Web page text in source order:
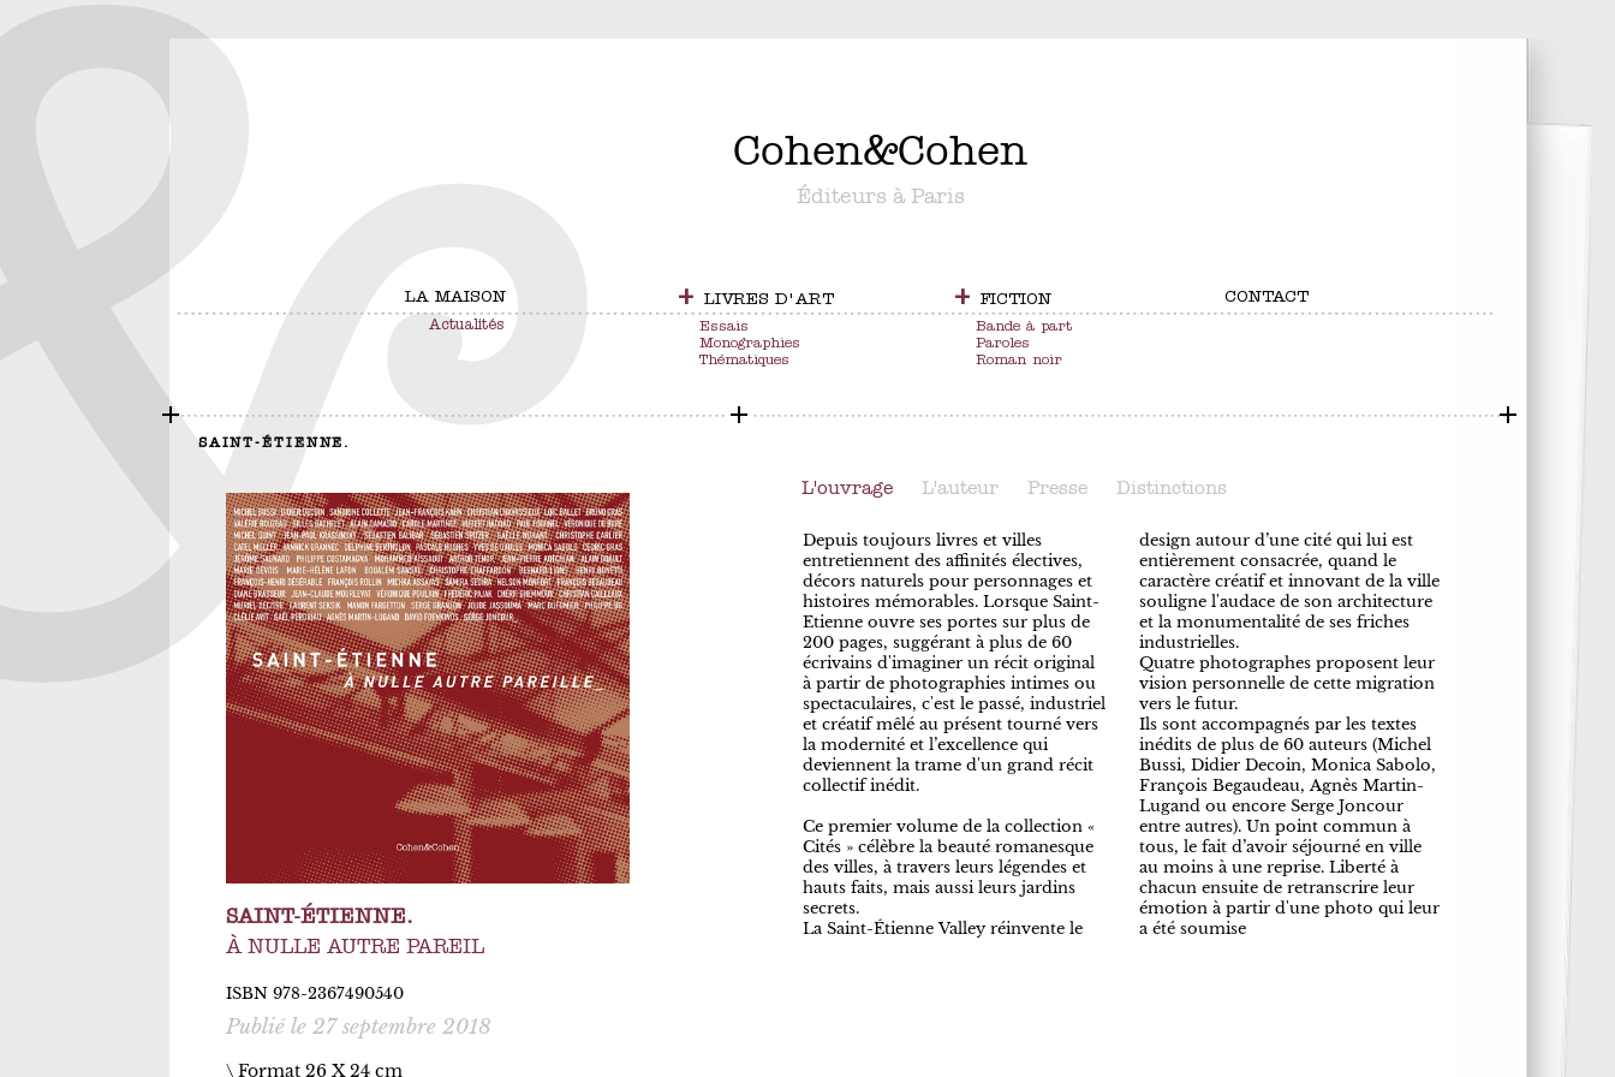
Cohen&Cohen
Éditeurs à Paris
LA MAISON
Actualités
+LIVRES D'ART
Essais
Monographies
Thématiques
+ FICTION
Bande à part
Paroles
Roman noir
CONTACT
SAINT-ÉTIENNE.
SAINT-ÉTIENNE.
À NULLE AUTRE PAREIL
ISBN 978-2367490540
Publié le 27 septembre 2018
\ Format 26 X 24 cm
L'ouvrage L'auteur Presse Distinctions
Depuis toujours livres et villes
entretiennent des affinités électives,
décors naturels pour personnages et
histoires mémorables. Lorsque Saint-
Etienne ouvre ses portes sur plus de
200 pages, suggérant à plus de 60
écrivains d'imaginer un récit original
à partir de photographies intimes ou
spectaculaires, c'est le passé, industriel
et créatif mêlé au présent tourné vers
la modernité et l’excellence qui
deviennent la trame d'un grand récit
collectif inédit.
Ce premier volume de la collection «
Cités » célèbre la beauté romanesque
des villes, à travers leurs légendes et
hauts faits, mais aussi leurs jardins
secrets.
La Saint-Étienne Valley réinvente le
design autour d’une cité qui lui est
entièrement consacrée, quand le
caractère créatif et innovant de la ville
souligne l'audace de son architecture
et la monumentalité de ses friches
industrielles.
Quatre photographes proposent leur
vision personnelle de cette migration
vers le futur.
Ils sont accompagnés par les textes
inédits de plus de 60 auteurs (Michel
Bussi, Didier Decoin, Monica Sabolo,
François Begaudeau, Agnès Martin-
Lugand ou encore Serge Joncour
entre autres). Un point commun à
tous, le fait d’avoir séjourné en ville
au moins à une reprise. Liberté à
chacun ensuite de retranscrire leur
émotion à partir d'une photo qui leur
a été soumise